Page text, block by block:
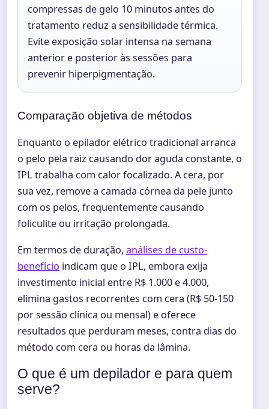
compressas de gelo 10 minutos antes do
tratamento reduz a sensibilidade térmica.
Evite exposição solar intensa na semana
anterior e posterior às sessões para
prevenir hiperpigmentação.
Comparação objetiva de métodos
Enquanto o epilador elétrico tradicional arranca
o pelo pela raiz causando dor aguda constante, o
IPL trabalha com calor focalizado. A cera, por
sua vez, remove a camada córnea da pele junto
com os pelos, frequentemente causando
foliculite ou irritação prolongada.
Em termos de duração, análises de custo-
benefício indicam que o IPL, embora exija
investimento inicial entre R$ 1.000 e 4.000,
elimina gastos recorrentes com cera (R$ 50-150
por sessão clínica ou mensal) e oferece
resultados que perduram meses, contra dias do
método com cera ou horas da lâmina.
O que é um depilador e para quem
serve?